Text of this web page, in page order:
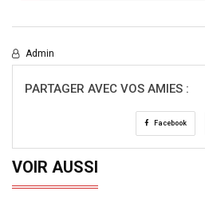
Admin
PARTAGER AVEC VOS AMIES :
Facebook
VOIR AUSSI